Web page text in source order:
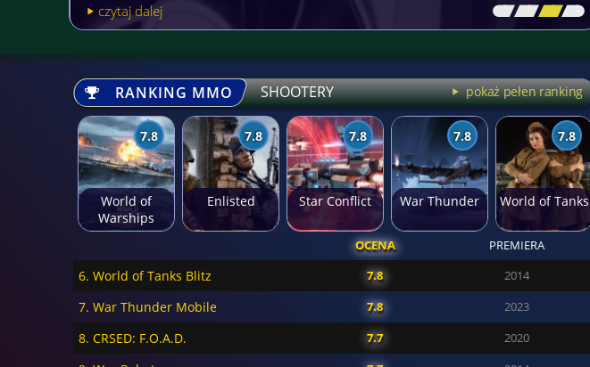
czytaj dalej
[\ \\ \\ \]
RANKING MMO SHOOTERY pokaż pełen ranking
7.8
World of
Warships
7.8
Enlisted
7.8
Star Conflict
7.8
War Thunder
7.8
World of Tanks
OCENA PREMIERA
6. World of Tanks Blitz 7.8 2014
7. War Thunder Mobile 7.8 2023
8. CRSED: F.O.A.D. 7.7 2020